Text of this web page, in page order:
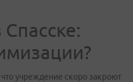
учреждение скоро закроют